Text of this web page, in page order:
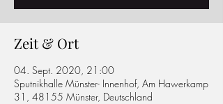
Zeit & Ort
04. Sept. 2020, 21:00
Sputnikhalle Münster- Innenhof, Am Hawerkamp
31, 48155 Münster, Deutschland